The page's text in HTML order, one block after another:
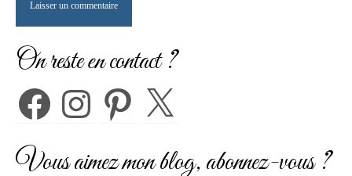
On reste en contact ?
FacebookInstagramPinterest X
Vous aimez mon blog, abonnez-vous ?